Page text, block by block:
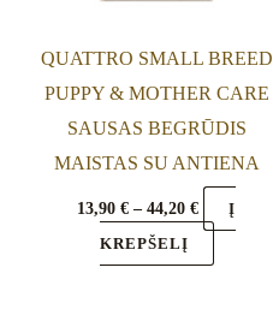
QUATTRO SMALL BREED
PUPPY & MOTHER CARE
SAUSAS BEGRŪDIS
MAISTAS SU ANTIENA
13,90€ – 44,20€
Į
KREPŠELĮ
on
the
product
page